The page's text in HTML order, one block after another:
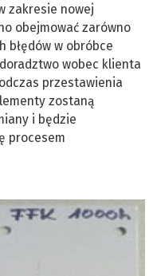
zakresie nowej
obejmować zarówno
błędów w obróbce
wobec klienta
przestawienia
zostaną
i będzie
procesem